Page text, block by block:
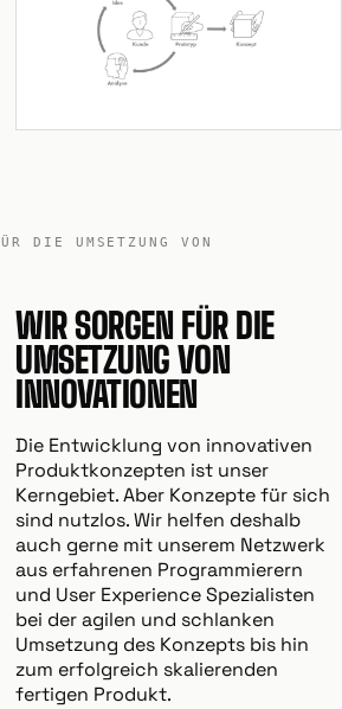
DIE UMSETZUNG VON
WIR SORGEN FÜR DIE
UMSETZUNG VON
INNOVATIONEN
Die Entwicklung von innovativen
Produktkonzepten ist unser
Kerngebiet. Aber Konzepte für sich
sind nutzlos. Wir helfen deshalb
auch gerne mit unserem Netzwerk
aus erfahrenen Programmierern
und User Experience Spezialisten
bei der agilen und schlanken
Umsetzung des Konzepts bis hin
zum erfolgreich skalierenden
fertigen Produkt.